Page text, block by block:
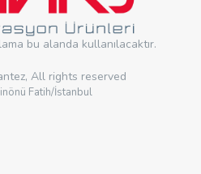
bu alanda kullanılacaktır.
All rights reserved
Fatih/İstanbul